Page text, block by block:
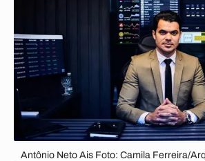
Antônio Neto Ais Foto: Camila Ferreira/